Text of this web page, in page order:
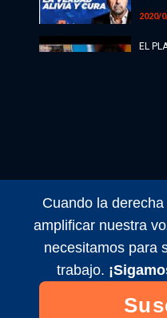
2020/
EL
2025/
de
2020/
MILEI:
Cuando la
amplificar nuestra
necesitamos para
trabajo.